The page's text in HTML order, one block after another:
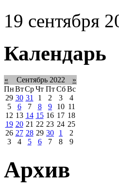
19 сентября
Календарь
« Сентябрь 2022
»
ПнВтСрЧт Пт Сб Вс
29 30 31 1 2 3
4
5
6 7 8 9 10 11
12 13 14 15 16 17 18
19 20 21 22 23 24 25
26 27 28 29 30 1
2
3
4 5 6 7 8 9
Архив